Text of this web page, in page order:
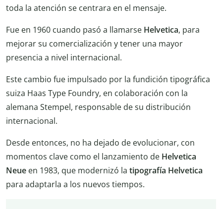
toda la atención se centrara en el mensaje.
Fue en 1960 cuando pasó a llamarse Helvetica, para
mejorar su comercialización y tener una mayor
presencia a nivel internacional.
Este cambio fue impulsado por la fundición tipográfica
suiza Haas Type Foundry, en colaboración con la
alemana Stempel, responsable de su distribución
internacional.
Desde entonces, no ha dejado de evolucionar, con
momentos clave como el lanzamiento de Helvetica
Neue en 1983, que modernizó la tipografía Helvetica
para adaptarla a los nuevos tiempos.